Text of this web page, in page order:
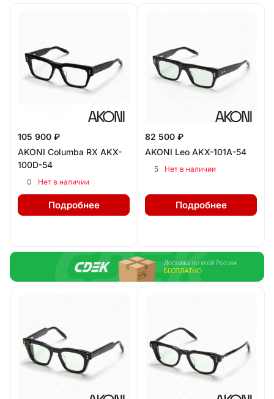
105 900 ₽
AKONI Columba RX AKX-
100D-54
0 Нет в наличии
Подробнее
82 500 ₽
AKONI Leo AKX-101A-54
5 Нет в наличии
Подробнее